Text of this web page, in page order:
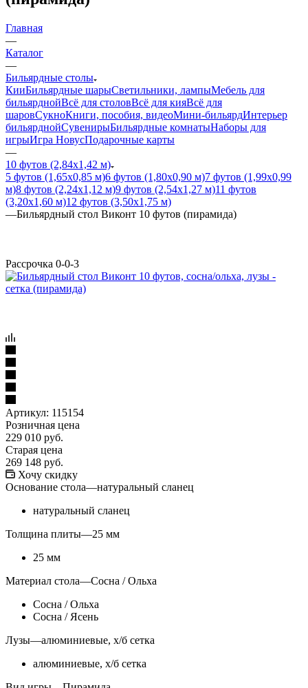
Главная
—
Каталог
—
Бильярдные столы
КииБильярдные шарыСветильники, лампыМебель для
бильярднойВсё для столовВсё для кияВсё для
шаровСукноКниги, пособия, видеоМини-бильярдИнтерьер
бильярднойСувенирыБильярдные комнатыНаборы для
игрыИгра НовусПодарочные карты
—
10 футов (2,84х1,42 м)
5 футов (1,65х0,85 м)6 футов (1,80х0,90 м)7 футов (1,99х0,99
м)8 футов (2,24х1,12 м)9 футов (2,54х1,27 м)11 футов
(3,20х1,60 м)12 футов (3,50х1,75 м)
—Бильярдный стол Виконт 10 футов (пирамида)
Рассрочка 0-0-3
Артикул: 115154
Розничная цена
229 010 руб.
Старая цена
269 148 руб.
Хочу скидку
Основание стола—натуральный сланец
натуральный сланец
Толщина плиты—25 мм
25 мм
Материал стола—Сосна / Ольха
Сосна / Ольха
Сосна / Ясень
Лузы—алюминиевые, х/б сетка
алюминиевые, х/б сетка